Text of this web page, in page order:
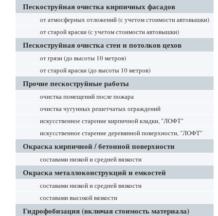
Пескоструйная очистка кирпичных фасадов
от атмосферных отложений (с учетом стоимости автовышки)
от старой краски (с учетом стоимости автовышки)
Пескоструйная очистка стен и потолков цехов
от грязи (до высоты 10 метров)
от старой краски (до высоты 10 метров)
Прочие пескоструйные работы
очистка помещений после пожара
очистка чугунных решетчатых ограждений
искусственное старение кирпичной кладки, "ЛОФТ"
искусcтвенное старение деревянной поверхности, "ЛОФТ"
Окраска кирпичной / бетонной поверхности
составами низкой и средней вязкости
Окраска металлоконструкций и емкостей
составами низкой и средней вязкости
составами высокой вязкости
Гидрофобизация (включая стоимость материала)